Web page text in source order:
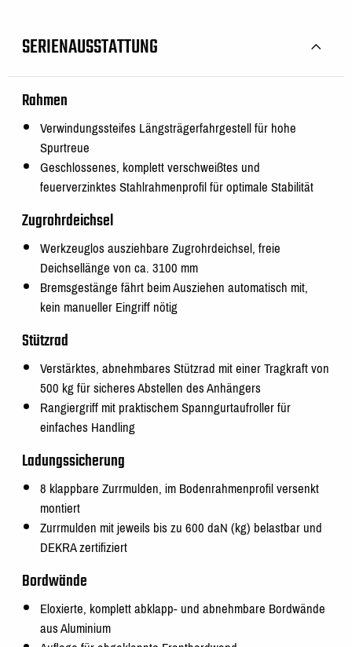
SERIENAUSSTATTUNG
Rahmen
Verwindungssteifes Längsträgerfahrgestell für hohe
Spurtreue
Geschlossenes, komplett verschweißtes und
feuerverzinktes Stahlrahmenprofil für optimale Stabilität
Zugrohrdeichsel
Werkzeuglos ausziehbare Zugrohrdeichsel, freie
Deichsellänge von ca. 3100 mm
Bremsgestänge fährt beim Ausziehen automatisch mit,
kein manueller Eingriff nötig
Stützrad
Verstärktes, abnehmbares Stützrad mit einer Tragkraft von
500 kg für sicheres Abstellen des Anhängers
Rangiergriff mit praktischem Spanngurtaufroller für
einfaches Handling
Ladungssicherung
8 klappbare Zurrmulden, im Bodenrahmenprofil versenkt
montiert
Zurrmulden mit jeweils bis zu 600 daN (kg) belastbar und
DEKRA zertifiziert
Bordwände
Eloxierte, komplett abklapp- und abnehmbare Bordwände
aus Aluminium